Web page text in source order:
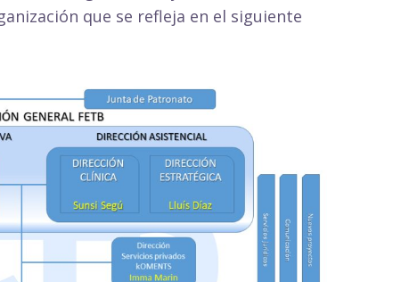
que se refleja en el siguiente